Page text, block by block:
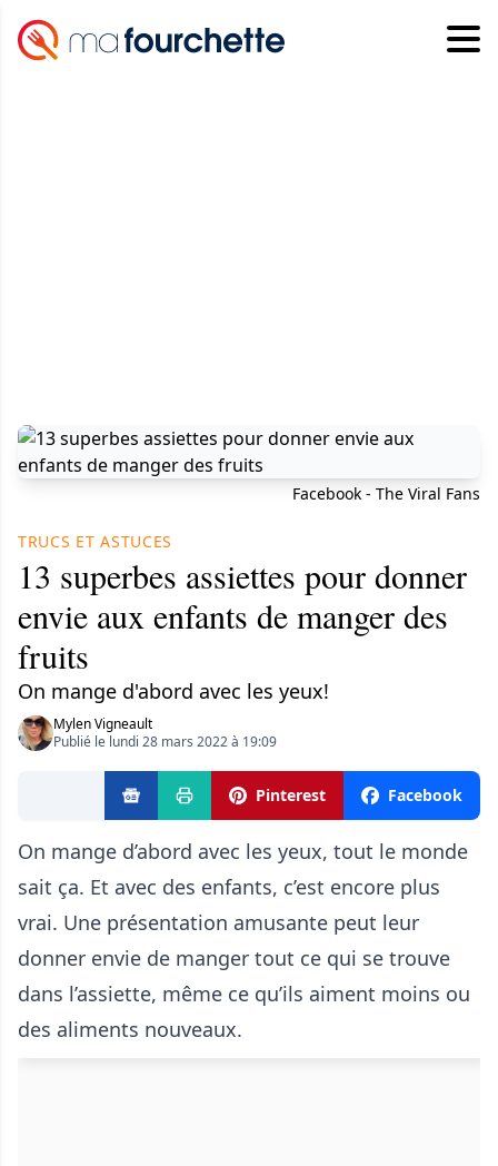
Facebook - The Viral Fans
TRUCS ET ASTUCES
13 superbes assiettes pour donner
envie aux enfants de manger des
fruits
On mange d'abord avec les yeux!
Mylen Vigneault
Publié le lundi 28 mars 2022 à 19:09
Pinterest Facebook
On mange d’abord avec les yeux, tout le monde
sait ça. Et avec des enfants, c’est encore plus
vrai. Une présentation amusante peut leur
donner envie de manger tout ce qui se trouve
dans l’assiette, même ce qu’ils aiment moins ou
des aliments nouveaux.